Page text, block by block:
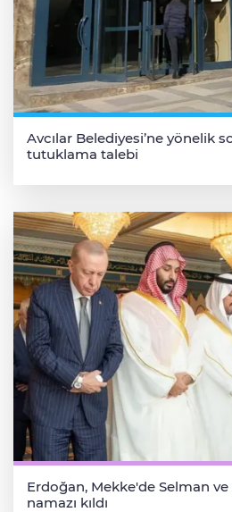
Avcılar Belediyesi’ne yönelik
tutuklama talebi
Erdoğan, Mekke'de Selman
namazı kıldı